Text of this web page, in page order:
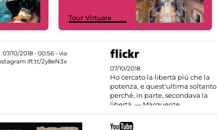
Tour Virtuale
07/10/2018
Ho cercato la libertà più che la
potenza, e quest'ultima soltanto
perché, in parte, secondava la
libertà. — Marguerite